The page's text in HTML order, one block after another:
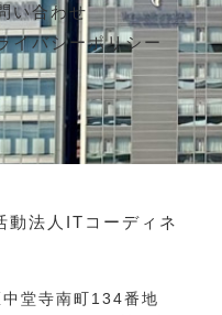
い合わせ
イバシーポリシー
動法人ITコーディネ
堂寺南町134番地